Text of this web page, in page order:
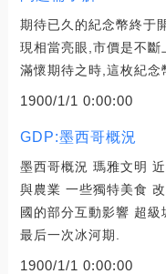
期待已久的紀念幣終于
現相當亮眼,市價是不
滿懷期待之時,這枚紀念
1900/1/1 0:00:00
GDP:墨西哥概況
墨西哥概況 瑪雅文明
與農業 一些獨特美食
國的部分互動影響 超
最后一次冰河期.
1900/1/1 0:00:00